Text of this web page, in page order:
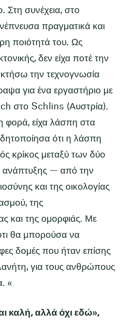
Στη συνέχεια, στο
πραγματικά και
ποιότητά του. Ως
δεν είχα ποτέ την
την τεχνογνωσία
για ένα εργαστήριο με
στο Schlins (Αυστρία).
φορά, είχα λάσπη στα
ότι η λάσπη
κρίκος μεταξύ των δύο
— από την
και της οικολογίας
της
και της ομορφιάς. Με
θα μπορούσα να
δομές που ήταν επίσης
για τους ανθρώπους
«
καλή, αλλά όχι εδώ»,